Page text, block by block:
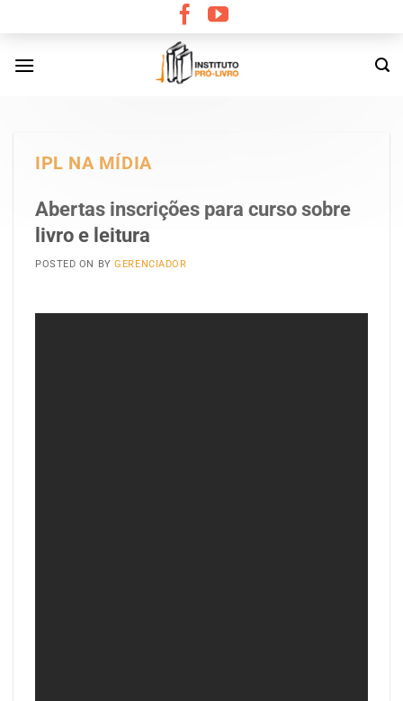
content
IPL NA MÍDIA
Abertas inscrições para curso sobre
livro e leitura
POSTED ON BYGERENCIADOR